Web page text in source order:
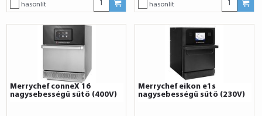
hasonlít hasonlít
Merrychef conneX 16
nagysebességű sűtő (400V)
Merrychef eikon e1s
nagysebességű sűtő (230V)